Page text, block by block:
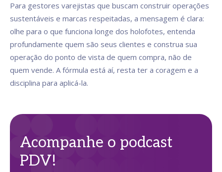
Para gestores varejistas que buscam construir operações
sustentáveis e marcas respeitadas, a mensagem é clara:
olhe para o que funciona longe dos holofotes, entenda
profundamente quem são seus clientes e construa sua
operação do ponto de vista de quem compra, não de
quem vende. A fórmula está aí, resta ter a coragem e a
disciplina para aplicá-la.
Acompanhe o podcast
PDV!